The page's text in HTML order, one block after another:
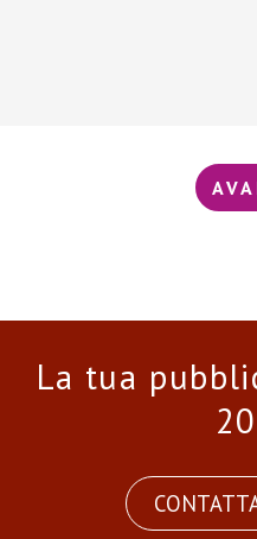
La tua